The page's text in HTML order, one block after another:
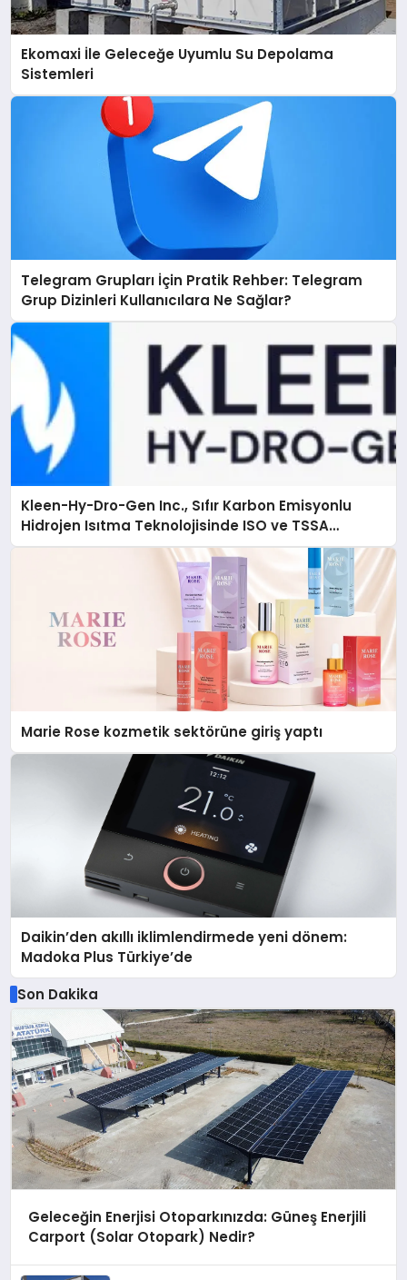
Ekomaxi İle Geleceğe Uyumlu Su Depolama
Sistemleri
Telegram Grupları İçin Pratik Rehber: Telegram
Grup Dizinleri Kullanıcılara Ne Sağlar?
Kleen-Hy-Dro-Gen Inc., Sıfır Karbon Emisyonlu
Hidrojen Isıtma Teknolojisinde ISO ve TSSA
Düzenleyici Onaylarını Aldı
Marie Rose kozmetik sektörüne giriş yaptı
Daikin’den akıllı iklimlendirmede yeni dönem:
Madoka Plus Türkiye’de
Son Dakika
Geleceğin Enerjisi Otoparkınızda: Güneş Enerjili
Carport (Solar Otopark) Nedir?